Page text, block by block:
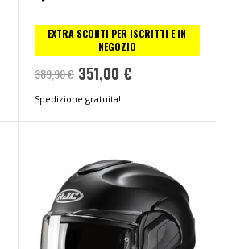
EXTRA SCONTI PER ISCRITTI E IN
NEGOZIO
389,90 € 351,00 €
Spedizione gratuita!